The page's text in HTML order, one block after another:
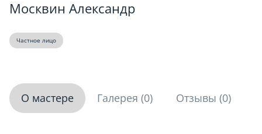
Москвин Александр
Частное лицо
О мастере Галерея (0) Отзывы (0)